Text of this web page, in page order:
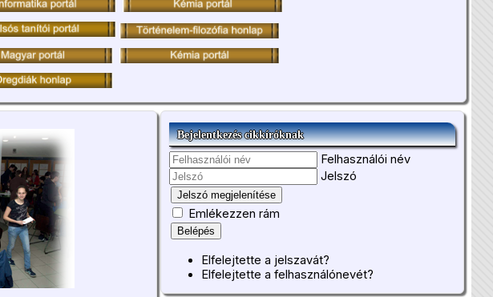
Bejelentkezés cikkíróknak
Felhasználói név
Jelszó
Jelszó megjelenítése
Emlékezzen rám
Belépés
Elfelejtette a jelszavát?
Elfelejtette a felhasználónevét?